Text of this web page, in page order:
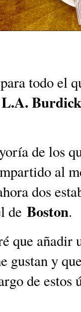
todo el
L.A. Burdick
de los
al
dos
de Boston.
que añadir
gustan y
de